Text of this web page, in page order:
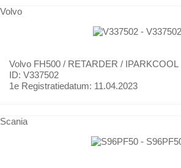
Volvo
Volvo FH500 / RETARDER / IPARKCOOL
ID: V337502
1e Registratiedatum: 11.04.2023
Scania